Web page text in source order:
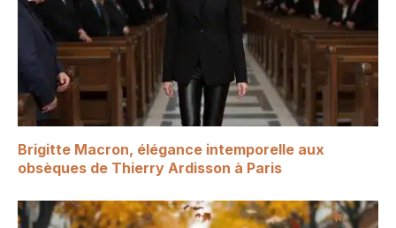
Brigitte Macron, élégance intemporelle aux
obsèques de Thierry Ardisson à Paris